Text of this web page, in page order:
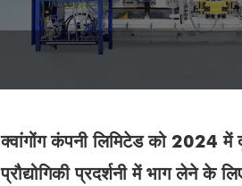
क्वांगोंग कंपनी लिमिटेड को 2024 में
प्रौद्योगिकी प्रदर्शनी में भाग लेने के